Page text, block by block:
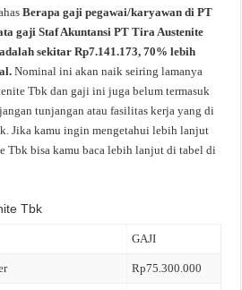
Berapa gaji pegawai/karyawan di PT
gaji Staf Akuntansi PT Tira Austenite
sekitar Rp7.141.173, 70% lebih
Nominal ini akan naik seiring lamanya
Tbk dan gaji ini juga belum termasuk
tunjangan atau fasilitas kerja yang di
Jika kamu ingin mengetahui lebih lanjut
Tbk bisa kamu baca lebih lanjut di tabel di
Tbk
GAJI
Rp75.300.000